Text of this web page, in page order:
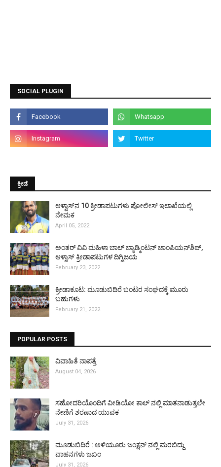
SOCIAL PLUGIN
ಕ್ರೀಡೆ
ಆಳ್ವಾಸ್‌ನ 10 ಕ್ರೀಡಾಪಟುಗಳು ಪೋಲೀಸ್ ಇಲಾಖೆಯಲ್ಲಿ
ನೇಮಕ
April 05, 2022
ಅಂತರ್ ವಿವಿ ಮಹಿಳಾ ಬಾಲ್ ಬ್ಯಾಡ್ಮಿಂಟನ್ ಚಾಂಪಿಯನ್‌ಶಿಪ್,
ಆಳ್ವಾಸ್ ಕ್ರೀಡಾಪಟುಗಳ ದಿಗ್ವಿಜಯ
February 23, 2022
ಕ್ರೀಡಾಕೂಟ: ಮೂಡುಬಿದಿರೆ ಬಂಟರ ಸಂಘದಕ್ಕೆ ಮೂರು
ಬಹುಗಳು
February 21, 2022
POPULAR POSTS
ವಿವಾಹಿತೆ ನಾಪತ್ತೆ
August 04, 2026
ಸಹೋದರಿಯೊಂದಿಗೆ ವೀಡಿಯೋ ಕಾಲ್ ನಲ್ಲಿ ಮಾತನಾಡುತ್ತಲೇ
ನೇಣಿಗೆ ಶರಣಾದ ಯುವಕ
July 31, 2026
ಮೂಡುಬಿದಿರೆ : ಅಳಿಯೂರು ಜಂಕ್ಷನ್ ನಲ್ಲಿ ಮರಬಿದ್ದು
ವಾಹನಗಳು ಜಖಂ
July 31, 2026